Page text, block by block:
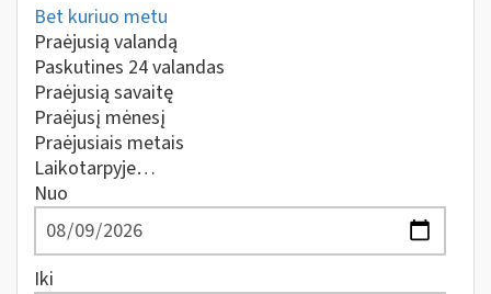
Bet kuriuo metu
Praėjusią valandą
Paskutines 24 valandas
Praėjusią savaitę
Praėjusį mėnesį
Praėjusiais metais
Laikotarpyje…
Nuo
Iki